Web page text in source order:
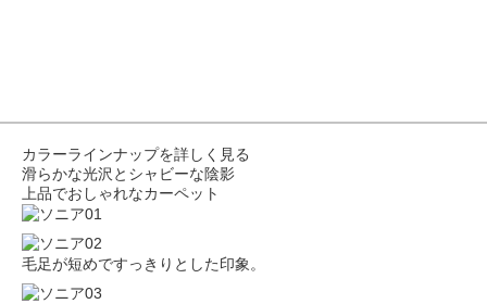
カラーラインナップを詳しく見る
滑らかな光沢とシャビーな陰影
上品でおしゃれなカーペット
毛足が短めですっきりとした印象。